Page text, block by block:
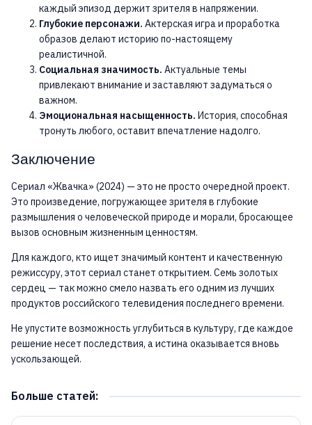
каждый эпизод держит зрителя в напряжении.
Глубокие персонажи. Актерская игра и проработка
образов делают историю по-настоящему
реалистичной.
Социальная значимость. Актуальные темы
привлекают внимание и заставляют задуматься о
важном.
Эмоциональная насыщенность. История, способная
тронуть любого, оставит впечатление надолго.
Заключение
Сериал «Жвачка» (2024) — это не просто очередной проект.
Это произведение, погружающее зрителя в глубокие
размышления о человеческой природе и морали, бросающее
вызов основным жизненным ценностям.
Для каждого, кто ищет значимый контент и качественную
режиссуру, этот сериал станет открытием. Семь золотых
сердец — так можно смело назвать его одним из лучших
продуктов российского телевидения последнего времени.
Не упустите возможность углубиться в культуру, где каждое
решение несет последствия, а истина оказывается вновь
ускользающей.
Больше статей: